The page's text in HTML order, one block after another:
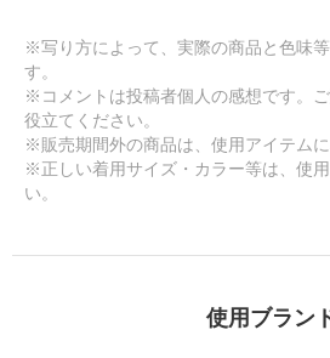
※写り方によって、実際の商品と色味
す。
※コメントは投稿者個人の感想です。
役立てください。
※販売期間外の商品は、使用アイテムに
※正しい着用サイズ・カラー等は、使
い。
使用ブラン